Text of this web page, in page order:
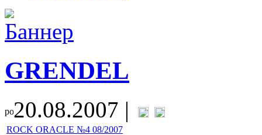
GRENDEL
20.08.2007 |
ROCK ORACLE №4 08/2007